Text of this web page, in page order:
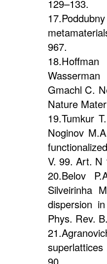
129–133.
967.
Gmachl C.
Nature
19.Tumkur
Noginov
V. 99. Art. N
20.Belov
Silveirinha
dispersion
Phys. Rev.